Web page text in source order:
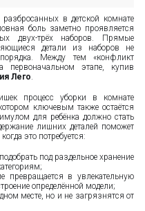
в детской комнате
боль заметно проявляется
двух-трёх наборов. Прямые
детали из наборов не
Между тем «конфликт
первоначальном этапе, купив
Лего.
процесс уборки в комнате
ключевым также остаётся
для ребёнка должно стать
лишних деталей поможет
это потребуется:
под раздельное хранение
превращается в увлекательную
определённой модели;
месте, но и не загрязнятся от